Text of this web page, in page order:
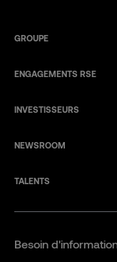
GROUPE
ENGAGEMENTS RSE
INVESTISSEURS
NEWSROOM
TALENTS
Besoin